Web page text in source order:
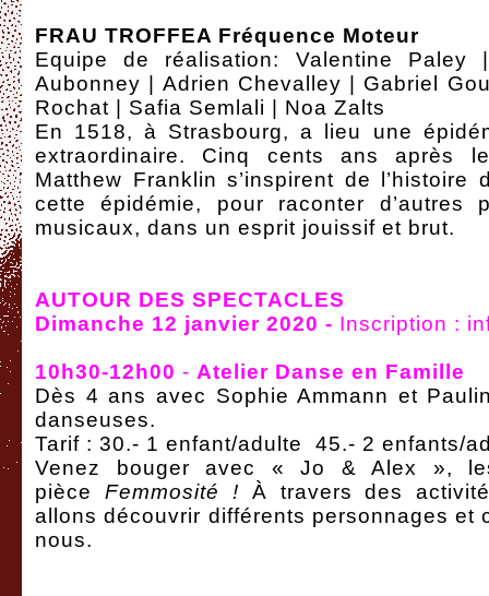
FRAU TROFFEA Fréquence Moteur
Equipe de réalisation: Valentine
Aubonney | Adrien Chevalley | Gabriel
Rochat | Safia Semlali | Noa Zalts
En 1518, à Strasbourg, a lieu une
extraordinaire. Cinq cents ans après
Matthew Franklin s’inspirent de
cette épidémie, pour raconter d’autres
musicaux, dans un esprit jouissif et brut.
AUTOUR DES SPECTACLES
Dimanche 12 janvier 2020 - Inscription :
10h30-12h00 - Atelier Danse en Famille
Dès 4 ans avec Sophie Ammann et
danseuses.
Tarif : 30.- 1 enfant/adulte 45.- 2 enfants/
Venez bouger avec « Jo & Alex »,
pièce Femmosité ! À travers des
allons découvrir différents personnages et
nous.